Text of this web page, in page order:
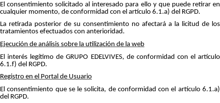
El consentimiento solicitado al interesado para ello y que puede retirar en
cualquier momento, de conformidad con el artículo 6.1.a) del RGPD.
La retirada posterior de su consentimiento no afectará a la licitud de los
tratamientos efectuados con anterioridad.
Ejecución de análisis sobre la utilización de la web
El interés legítimo de GRUPO EDELVIVES, de conformidad con el artículo
6.1.f) del RGPD.
Registro en el Portal de Usuario
El consentimiento que se le solicita, de conformidad con el artículo 6.1.a)
del RGPD.